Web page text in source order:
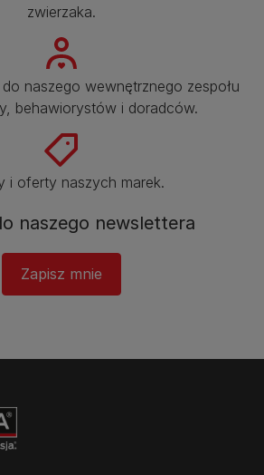
zwierzaka.​
naszego wewnętrznego zespołu
behawiorystów i doradców.​
i oferty naszych marek.​
naszego newslettera​
Zapisz mnie